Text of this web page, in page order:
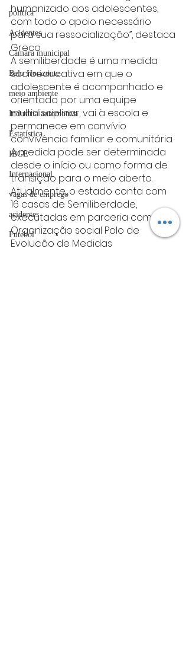
politica
Acidentes
Câmara municipal
Belo Horizonte
meio ambiente
Industria automotiva
Estatística
IBGE
Internacional
vagas de emprego
acidentes
Futebol
humanizado aos adolescentes,
com todo o apoio necessário
para sua ressocialização”, destaca
Greco.
A semiliberdade é uma medida
socioeducativa em que o
adolescente é acompanhado e
orientado por uma equipe
multidisciplinar, vai à escola e
permanece em convívio
convivência familiar e comunitária.
A medida pode ser determinada
desde o início ou como forma de
transição para o meio aberto.
Atualmente, o estado conta com
16 casas de Semiliberdade,
executadas em parceria com a
Organização social Polo de
Evolução de Medidas